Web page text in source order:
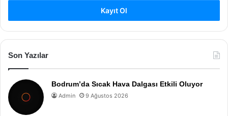
Kayıt Ol
Son Yazılar
Bodrum’da Sıcak Hava Dalgası Etkili Oluyor
Admin 9 Ağustos 2026